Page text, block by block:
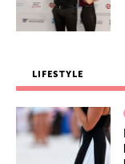
LIFESTYLE